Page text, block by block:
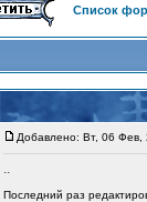
Список
Добавлено: Вт, 06 Фев,
..
Последний раз